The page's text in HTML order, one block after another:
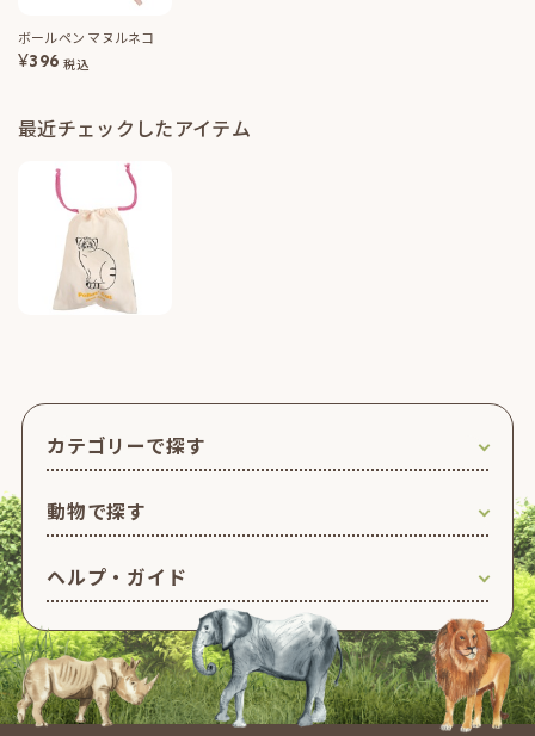
ボールペン マヌルネコ
¥396 税込
最近チェックしたアイテム
カテゴリーで探す
動物で探す
ヘルプ・ガイド